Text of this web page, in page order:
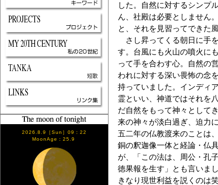
2026.8.9［Sun］09：22
MoonAge：25.9
した。自然に対するシンプ
ん、社殿は必要としません
と、それを見習ってできた
さし昇ってくる朝日に手
す。台風にも火山の噴火に
って手を合わす心。自然の
われに対する深い畏怖の念
持っていました。インディ
霊といい、神道ではそれを
だ自然をもって神々として
来の神々が淡白過ぎ、迫力
五二年の仏教渡来のことは
銅の釈迦像一体と経論・仏
が、「この法は、周公・孔
徳果報を生す」とも言いま
きなり現世利益を説くのは